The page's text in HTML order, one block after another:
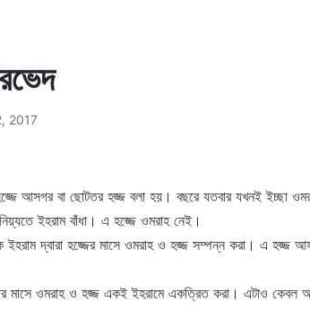
2017
আসগর বা ছোটতর হজ্জ বলা হয়। বছরে যতবার যখনই ইচ্ছা
ইহরাম বাঁধা। এ হজ্জে ওমরাহ নেই।
দ্বারা হজ্জের মাসে ওমরাহ ও হজ্জ সম্পন্ন করা। এ হজ্জ
মাসে ওমরাহ ও হজ্জ একই ইহরামে একত্রিত করা। এটাও কেবল